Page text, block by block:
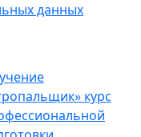
данных
курс